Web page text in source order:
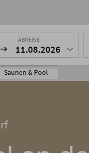
Saunen & Pool
ABREISE
11.08.2026